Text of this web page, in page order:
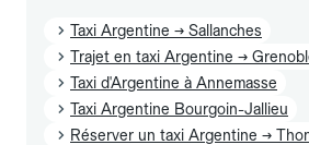
Taxi Argentine → Sallanches
Trajet en taxi Argentine →
Taxi d'Argentine à Annemasse
Taxi Argentine Bourgoin-Jallieu
Réserver un taxi Argentine →